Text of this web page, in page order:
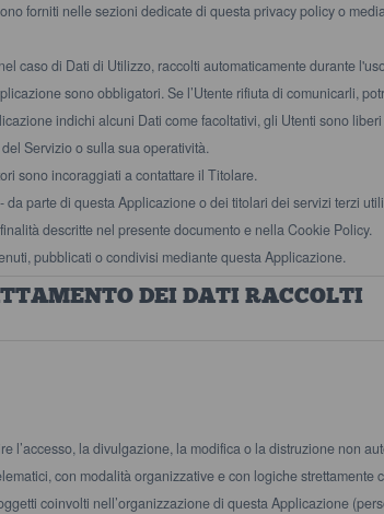
forniti nelle sezioni dedicate di questa privacy policy o
caso di Dati di Utilizzo, raccolti automaticamente durante
sono obbligatori. Se l’Utente rifiuta di comunicarli,
indichi alcuni Dati come facoltativi, gli Utenti sono
Servizio o sulla sua operatività.
sono incoraggiati a contattare il Titolare.
da parte di questa Applicazione o dei titolari dei servizi terzi
descritte nel presente documento e nella Cookie Policy.
pubblicati o condivisi mediante questa Applicazione.
DEI DATI RACCOLTI
l’accesso, la divulgazione, la modifica o la distruzione non
con modalità organizzative e con logiche
coinvolti nell’organizzazione di questa Applicazione